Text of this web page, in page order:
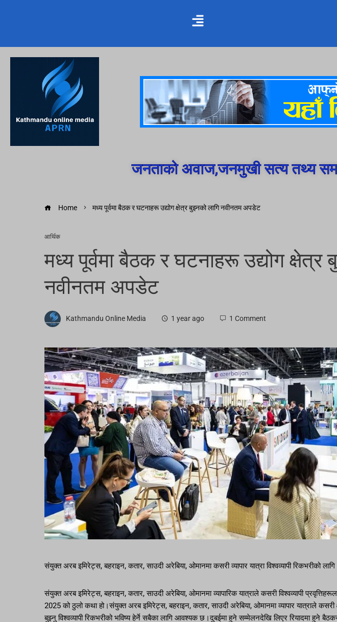
जनताको अवाज,जनमुखी सत्य तथ्य
Home मध्य पूर्वमा बैठक र घटनाहरू उद्योग क्षेत्र बुझ्नको लागि नवीनतम अपडेट
आर्थिक
मध्य पूर्वमा बैठक र घटनाहरू उद्योग क्षेत्र
नवीनतम अपडेट
Kathmandu Online Media 1 year ago 1 Comment
संयुक्त अरब इमिरेट्स, बहराइन, कतार, साउदी अरेबिया, ओमानमा कसरी व्यापार यात्रा विश्वव्यापी रिकभरीको
संयुक्त अरब इमिरेट्स, बहराइन, कतार, साउदी अरेबिया, ओमानमा व्यापारिक यात्राले कसरी विश्वव्यापी
2025 को ठुलो कथा हो।संयुक्त अरब इमिरेट्स, बहराइन, कतार, साउदी अरेबिया, ओमानमा व्यापार यात्राले कसरी
बुझ्नु विश्वव्यापी रिकभरीको भविष्य हेर्ने सबैका लागि आवश्यक छ।दुबईमा हुने सम्मेलनदेखि लिएर रियादमा हुने